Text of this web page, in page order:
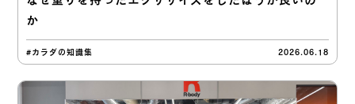
か
#カラダの知識集 2026.06.18